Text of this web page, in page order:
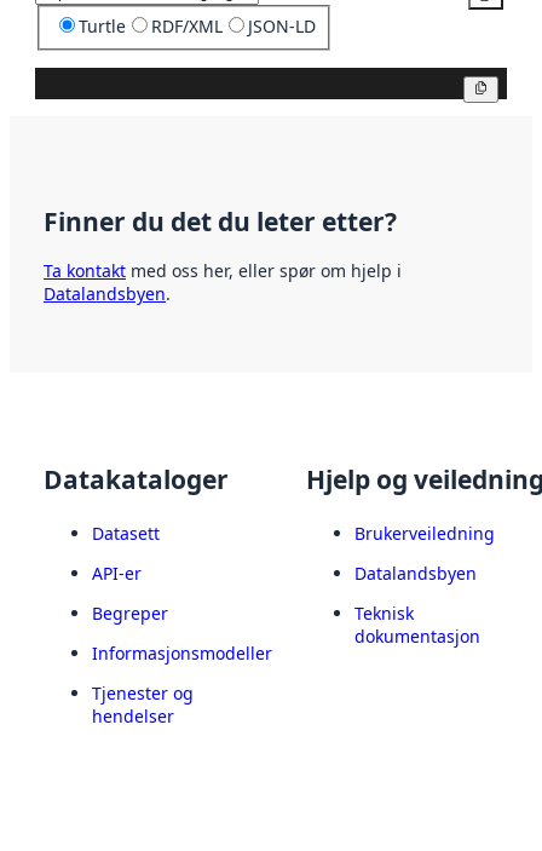
Turtle RDF/XML JSON-LD
Finner du det du leter etter?
Ta kontakt med oss her, eller spør om hjelp i
Datalandsbyen.
Datakataloger
Datasett
API-er
Begreper
Informasjonsmodeller
Tjenester og
hendelser
Hjelp og
Brukerveiledning
Datalandsbyen
Teknisk
dokumentasjon